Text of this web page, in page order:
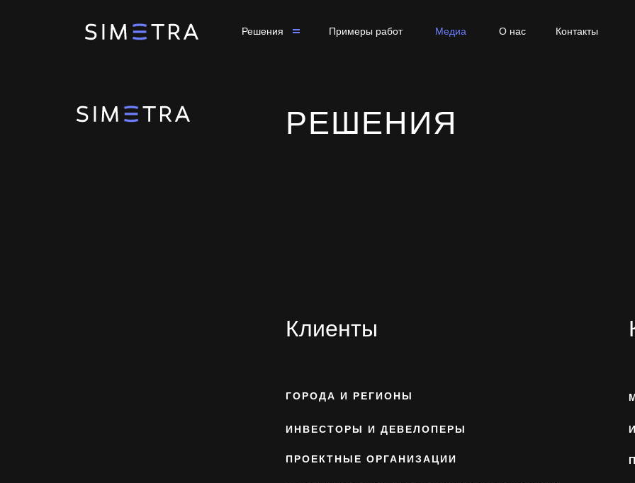
Примеры работ Медиа О нас Контакты
Решения
РЕШЕНИЯ
Клиенты
ГОРОДА И РЕГИОНЫ
ИНВЕСТОРЫ И ДЕВЕЛОПЕРЫ
ПРОЕКТНЫЕ ОРГАНИЗАЦИИ